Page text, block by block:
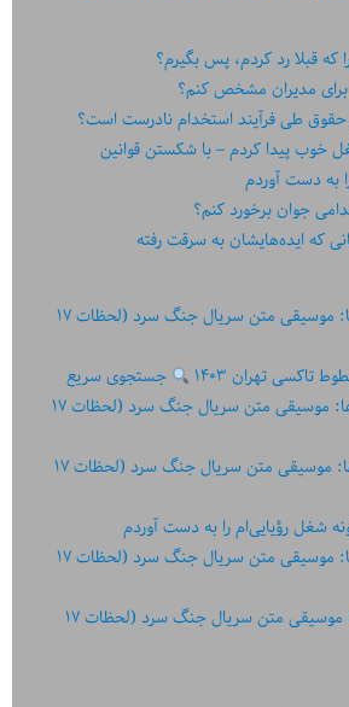
قبلا رد کردم، پس بگیرم؟
برای مدیران مشخص کنم؟
حقوق طی فرآیند استخدام نادرست است؟
خوب پیدا کردم – با شکستن قوانین
به دست آوردم
جوان برخورد کنم؟
که ایده‏‏‌‏‏‌هایشان به سرقت رفته
قطعه جاده‌ها: موسیقی متن سریال جنگ سرد (لحظات ۱۷
تاکسی تهران ۱۴۰۳
جستجوی سریع
قطعه جاده‌ها: موسیقی متن سریال جنگ سرد (لحظات ۱۷
قطعه جاده‌ها: موسیقی متن سریال جنگ سرد (لحظات ۱۷
شغل رؤیایی‌ام را به دست آوردم
قطعه جاده‌ها: موسیقی متن سریال جنگ سرد (لحظات ۱۷
قطعه جاده‌ها: موسیقی متن سریال جنگ سرد (لحظات ۱۷